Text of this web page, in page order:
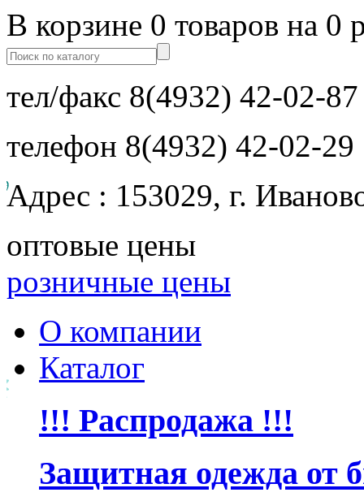
В корзине 0 товаров на 0
тел/факс 8(4932) 42-02-87
телефон 8(4932) 42-02-29
Адрес : 153029, г.
оптовые цены
розничные цены
О компании
Каталог
!!! Распродажа !!!
Защитная одежда от